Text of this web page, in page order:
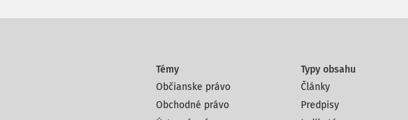
Témy
Občianske právo
Obchodné právo
Typy obsahu
Články
Predpisy